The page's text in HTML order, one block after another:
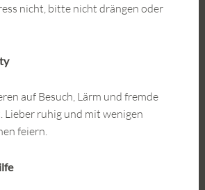
nicht, bitte nicht drängen oder
auf Besuch, Lärm und fremde
Lieber ruhig und mit wenigen
feiern.